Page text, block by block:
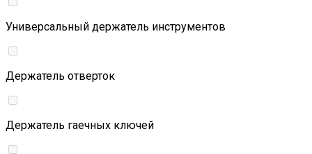
Универсальный держатель инструментов
Держатель отверток
Держатель гаечных ключей